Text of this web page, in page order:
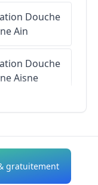
Douche
Ain
Douche
Aisne
Douche
Alpes-de-
gratuitement